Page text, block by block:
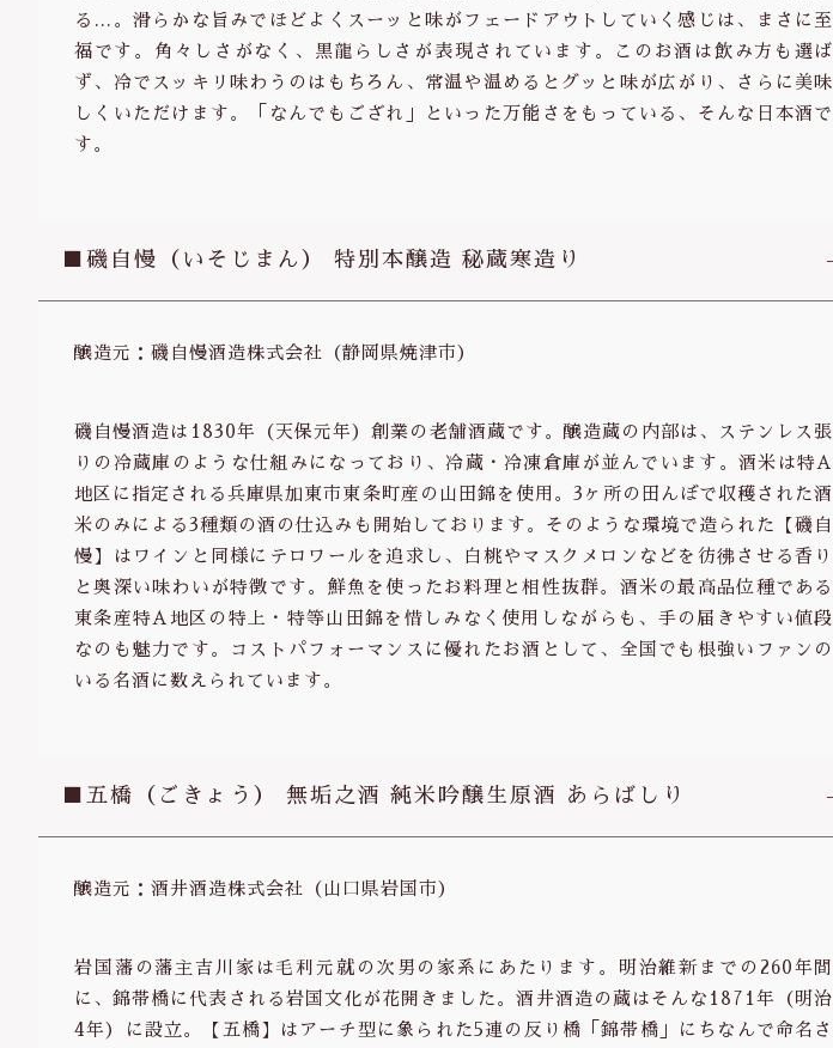
る…。滑らかな旨みでほどよくスーッと味がフェードアウトしていく感じは、まさに至
福です。角々しさがなく、黒龍らしさが表現されています。このお酒は飲み方も選ば
ず、冷でスッキリ味わうのはもちろん、常温や温めるとグッと味が広がり、さらに美味
しくいただけます。「なんでもござれ」といった万能さをもっている、そんな日本酒で
す。
■磯自慢（いそじまん） 特別本醸造 秘蔵寒造り
醸造元：磯自慢酒造株式会社（静岡県焼津市）
磯自慢酒造は1830年（天保元年）創業の老舗酒蔵です。醸造蔵の内部は、ステンレス張
りの冷蔵庫のような仕組みになっており、冷蔵・冷凍倉庫が並んでいます。酒米は特A
地区に指定される兵庫県加東市東条町産の山田錦を使用。3ヶ所の田んぼで収穫された酒
米のみによる3種類の酒の仕込みも開始しております。そのような環境で造られた【磯自
慢】はワインと同様にテロワールを追求し、白桃やマスクメロンなどを彷彿させる香り
と奥深い味わいが特徴です。鮮魚を使ったお料理と相性抜群。酒米の最高品位種である
東条産特A地区の特上・特等山田錦を惜しみなく使用しながらも、手の届きやすい値段
なのも魅力です。コストパフォーマンスに優れたお酒として、全国でも根強いファンの
いる名酒に数えられています。
■五橋（ごきょう） 無垢之酒 純米吟醸生原酒 あらばしり
醸造元：酒井酒造株式会社（山口県岩国市）
岩国藩の藩主吉川家は毛利元就の次男の家系にあたります。明治維新までの260年間
に、錦帯橋に代表される岩国文化が花開きました。酒井酒造の蔵はそんな1871年（明治
4年）に設立。【五橋】はアーチ型に象られた5連の反り橋「錦帯橋」にちなんで命名さ